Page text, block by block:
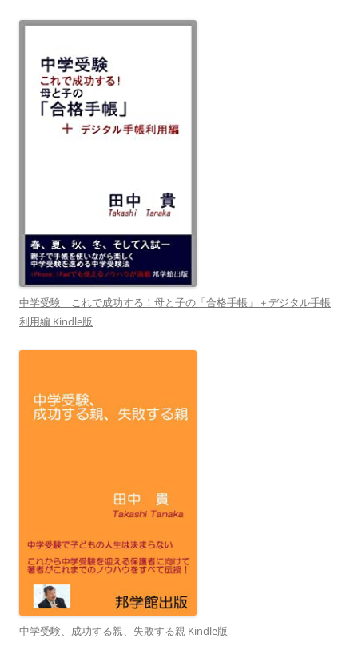
中学受験 これで成功する！母と子の「合格手帳」＋デジタル手帳
利用編 Kindle版
中学受験、成功する親、失敗する親 Kindle版